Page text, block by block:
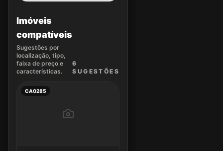
Imóveis
compatíveis
Sugestões por
localização, tipo,
faixa de preço e
características.
6
SUGEST ÕES
CA0285